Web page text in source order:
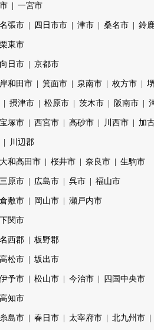
一宮市
名張市 四日市市 津市 桑名市 鈴
栗東市
向日市 京都市
岸和田市 箕面市 泉南市 枚方市
摂津市 松原市 茨木市 阪南市
宝塚市 西宮市 高砂市 川西市 加
川辺郡
大和高田市 桜井市 奈良市 生駒市
三原市 広島市 呉市 福山市
倉敷市 岡山市 瀬戸内市
下関市
名西郡 板野郡
高松市 坂出市
伊予市 松山市 今治市 四国中央市
高知市
糸島市 春日市 太宰府市 北九州市